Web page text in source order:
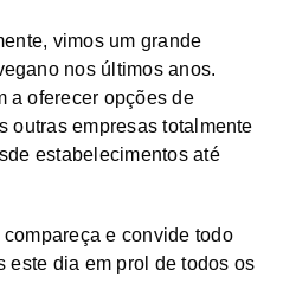
vimos um grande
nos últimos anos.
a oferecer opções de
outras empresas totalmente
estabelecimentos até
e convide todo
este dia em prol de todos os